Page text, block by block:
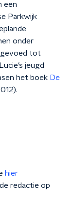
een
Parkwijk
onder
tot
jeugd
het boek De
hier
redactie op